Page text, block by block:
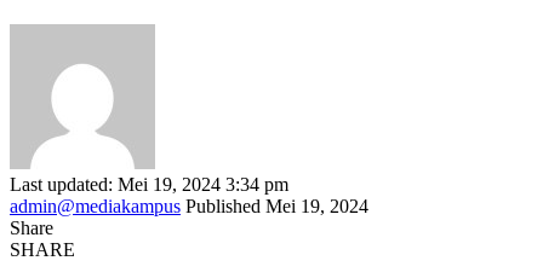
Last updated: Mei 19, 2024 3:34 pm
admin@mediakampus Published Mei 19, 2024
Share
SHARE